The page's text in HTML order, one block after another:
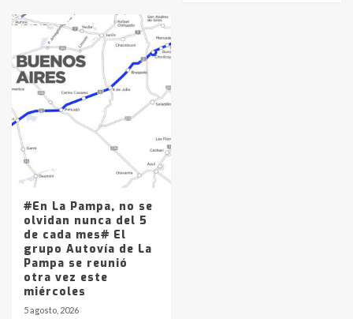
#En La Pampa, no se
olvidan nunca del 5
de cada mes# El
grupo Autovía de La
Pampa se reunió
otra vez este
miércoles
5 agosto, 2026